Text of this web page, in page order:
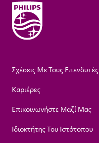
Σχέσεις Με Τους Επενδυτές
Καριέρες
Επικοινωνήστε Μαζί Μας
Ιδιοκτήτης Του Ιστότοπου